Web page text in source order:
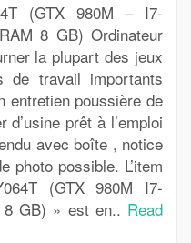
(GTX 980M – I7-
8 GB) Ordinateur
la plupart des jeux
de travail importants
entretien poussière de
prêt à l’emploi
avec boîte , notice
photo possible. L’item
(GTX 980M I7-
8 GB) » est en.. Read